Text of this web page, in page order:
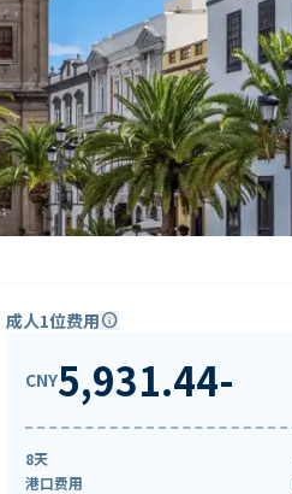
成人1位费用info
CNY5,931.44-
8天
港口费用